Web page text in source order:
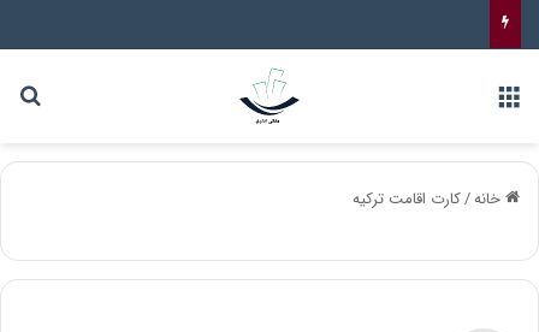
خانه/کارت اقامت ترکیه